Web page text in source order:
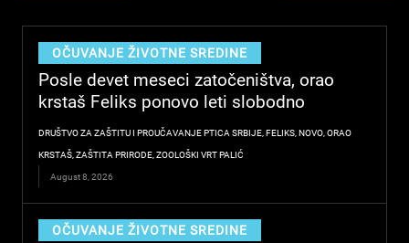
OČUVANJE ŽIVOTNE SREDINE
Posle devet meseci zatočeništva, orao
krstaš Feliks ponovo leti slobodno
DRUŠTVO ZA ZAŠTITU I PROUČAVANJE PTICA SRBIJE,FELIKS,NOVO,ORAO
KRSTAŠ,ZAŠTITA PRIRODE,ZOOLOŠKI VRT PALIĆ
August 8, 2026
OČUVANJE ŽIVOTNE SREDINE